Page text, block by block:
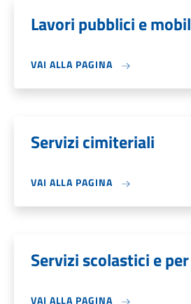
Lavori pubblici e
VAI ALLA PAGINA
Servizi cimiteriali
VAI ALLA PAGINA
Servizi scolastici e
VAI ALLA PAGINA